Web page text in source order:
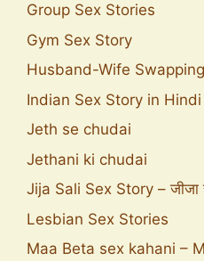
Group Sex Stories
Gym Sex Story
Husband-Wife
Indian Sex Story in Hindi
Jeth se chudai
Jethani ki chudai
Jija Sali Sex Story – जीजा
Lesbian Sex Stories
Maa Beta sex kahani –